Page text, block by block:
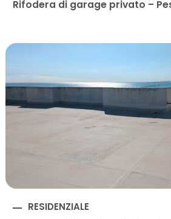
Rifodera di garage privato –
RESIDENZIALE